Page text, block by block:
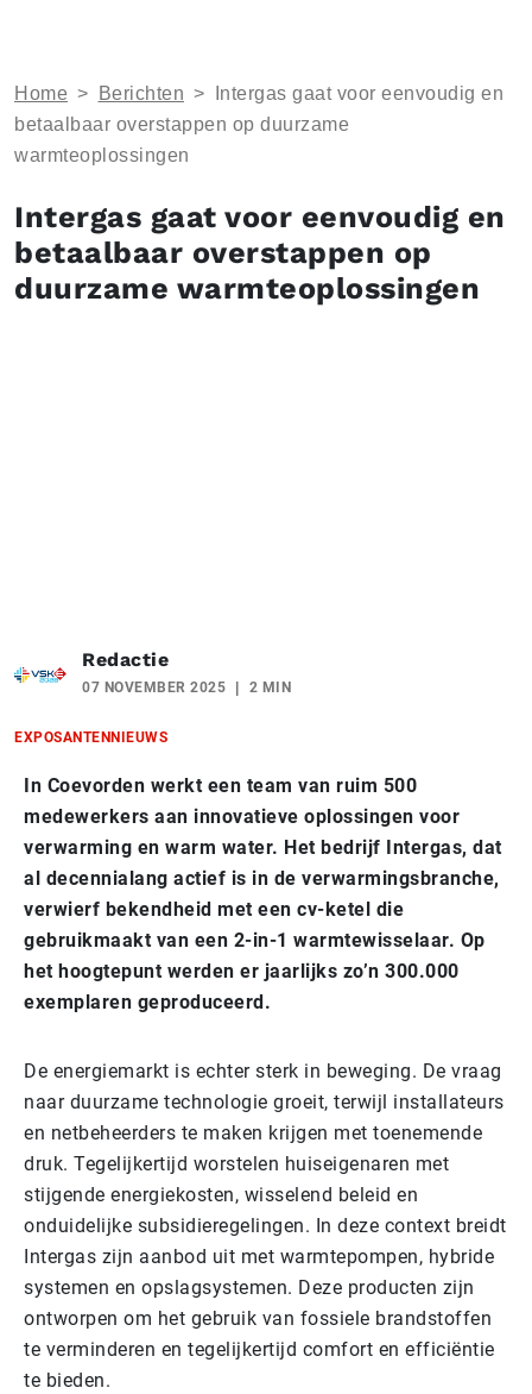
Home > Berichten >
Intergas gaat voor eenvoudig en
betaalbaar overstappen op duurzame
warmteoplossingen
Intergas gaat voor eenvoudig en
betaalbaar overstappen op
duurzame warmteoplossingen
Redactie
07 NOVEMBER 2025 2 MIN
EXPOSANTENNIEUWS
In Coevorden werkt een team van ruim 500
medewerkers aan innovatieve oplossingen voor
verwarming en warm water. Het bedrijf Intergas, dat
al decennialang actief is in de verwarmingsbranche,
verwierf bekendheid met een cv-ketel die
gebruikmaakt van een 2-in-1 warmtewisselaar. Op
het hoogtepunt werden er jaarlijks zo’n 300.000
exemplaren geproduceerd.
De energiemarkt is echter sterk in beweging. De vraag
naar duurzame technologie groeit, terwijl installateurs
en netbeheerders te maken krijgen met toenemende
druk. Tegelijkertijd worstelen huiseigenaren met
stijgende energiekosten, wisselend beleid en
onduidelijke subsidieregelingen. In deze context breidt
Intergas zijn aanbod uit met warmtepompen, hybride
systemen en opslagsystemen. Deze producten zijn
ontworpen om het gebruik van fossiele brandstoffen
te verminderen en tegelijkertijd comfort en efficiëntie
te bieden.